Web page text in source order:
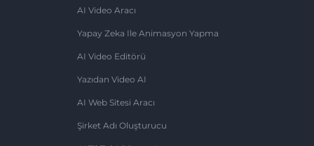
AI Video Aracı
Yapay Zeka Ile Animasyon Yapma
AI Video Editörü
Yazıdan Video AI
AI Web Sitesi Aracı
Şirket Adı Oluşturucu